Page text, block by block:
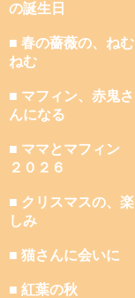
の誕生日
■ 春の薔薇の、ねむ
ねむ
■ マフィン、赤鬼さ
んになる
■ ママとマフィン
２０２６
■ クリスマスの、楽
しみ
■ 猫さんに会いに
■ 紅葉の秋